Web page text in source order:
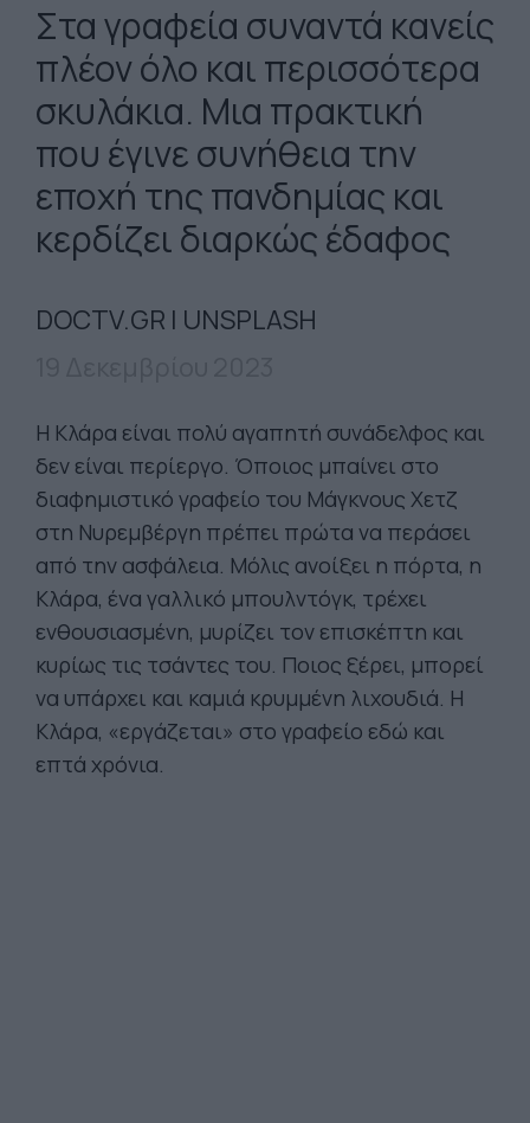
Στα γραφεία συναντά κανείς
πλέον όλο και περισσότερα
σκυλάκια. Μια πρακτική
που έγινε συνήθεια την
εποχή της πανδημίας και
κερδίζει διαρκώς έδαφος
DOCTV.GR | UNSPLASH
Η Κλάρα είναι πολύ αγαπητή συνάδελφος και
δεν είναι περίεργο. Όποιος μπαίνει στο
διαφημιστικό γραφείο του Μάγκνους Χετζ
στη Νυρεμβέργη πρέπει πρώτα να περάσει
από την ασφάλεια. Μόλις ανοίξει η πόρτα, η
Κλάρα, ένα γαλλικό μπουλντόγκ, τρέχει
ενθουσιασμένη, μυρίζει τον επισκέπτη και
κυρίως τις τσάντες του. Ποιος ξέρει, μπορεί
να υπάρχει και καμιά κρυμμένη λιχουδιά. Η
Κλάρα, «εργάζεται» στο γραφείο εδώ και
επτά χρόνια.